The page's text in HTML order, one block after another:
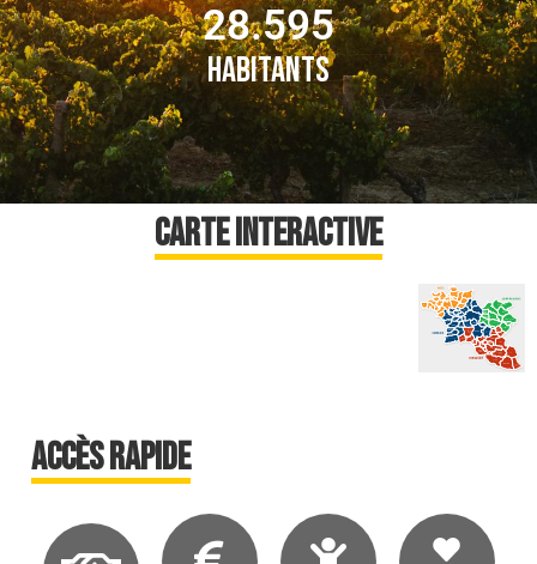
Habitants
28.595
Carte interactive
accès rapide